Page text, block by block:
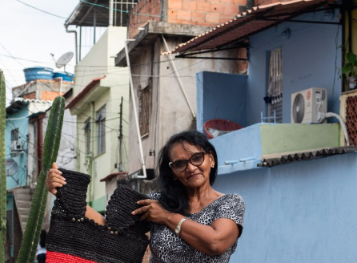
e Inauguração da Feira da Praia do Remanso
COBERTURA DE EVENTOS
Fluminenses, Cronicamente Abandonados,
Nova Via Mobilidade 10 Anos Após Rio2016